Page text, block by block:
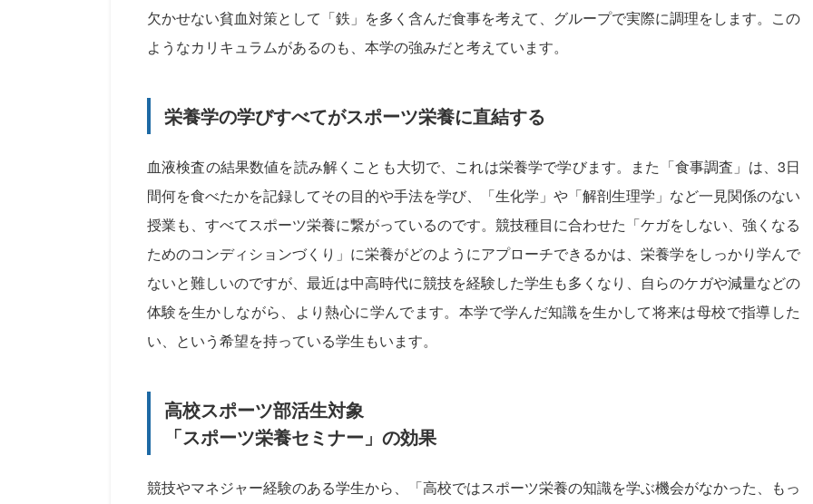
欠かせない貧血対策として「鉄」を多く含んだ食事を考えて、グループで実際に調理をします。この
ようなカリキュラムがあるのも、本学の強みだと考えています。
栄養学の学びすべてがスポーツ栄養に直結する
血液検査の結果数値を読み解くことも大切で、これは栄養学で学びます。また「食事調査」は、3日
間何を食べたかを記録してその目的や手法を学び、「生化学」や「解剖生理学」など一見関係のない
授業も、すべてスポーツ栄養に繋がっているのです。競技種目に合わせた「ケガをしない、強くなる
ためのコンディションづくり」に栄養がどのようにアプローチできるかは、栄養学をしっかり学んで
ないと難しいのですが、最近は中高時代に競技を経験した学生も多くなり、自らのケガや減量などの
体験を生かしながら、より熱心に学んでます。本学で学んだ知識を生かして将来は母校で指導した
い、という希望を持っている学生もいます。
高校スポーツ部活生対象
「スポーツ栄養セミナー」の効果
競技やマネジャー経験のある学生から、「高校ではスポーツ栄養の知識を学ぶ機会がなかった、もっ